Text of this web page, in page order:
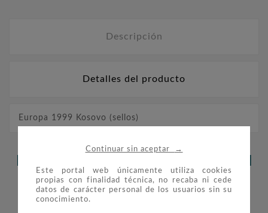
Continuar sin aceptar →
Este portal web únicamente utiliza cookies
propias con finalidad técnica, no recaba ni cede
datos de carácter personal de los usuarios sin su
conocimiento.
Descripción
Detalles del producto
Europa 1999 Kosovo (sellos)
ESTE PRODUCTO TAMBIÉN
COMPRARON: